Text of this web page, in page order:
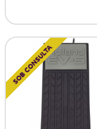
SOB CONSULTA